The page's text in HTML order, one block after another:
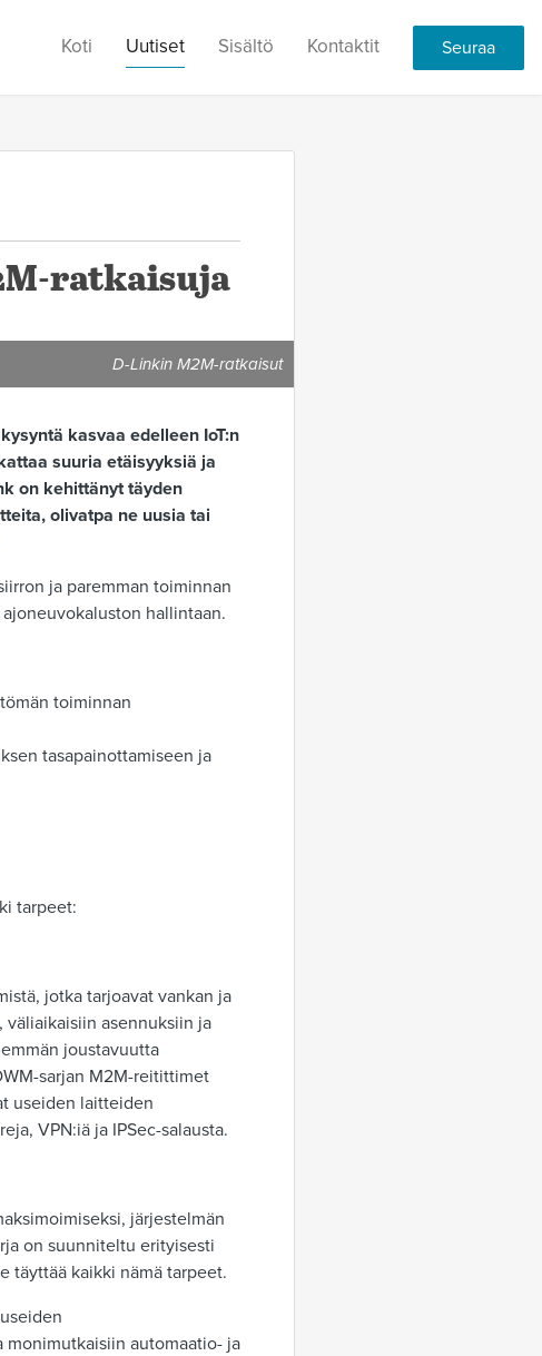
Koti Uutiset Sisältö Kontaktit Seuraa
ratkaisuja
D-Linkin M2M-ratkaisut
kasvaa edelleen IoT:n
suuria etäisyyksiä ja
on kehittänyt täyden
olivatpa ne uusia tai
ja paremman toiminnan
hallintaan.
toiminnan
tasapainottamiseen ja
tarpeet:
jotka tarjoavat vankan ja
asennuksiin ja
joustavuutta
sarjan M2M-reitittimet
useiden laitteiden
VPN:iä ja IPSec-salausta.
järjestelmän
on suunniteltu erityisesti
täyttää kaikki nämä tarpeet.
automaatio- ja